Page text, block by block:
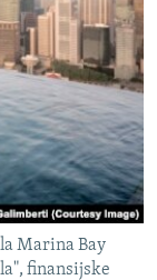
Marina Bay
finansijske